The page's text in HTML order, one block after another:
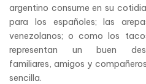
argentino consume en su
para los españoles; las
venezolanos; o como los
representan un buen
familiares, amigos y
sencilla.